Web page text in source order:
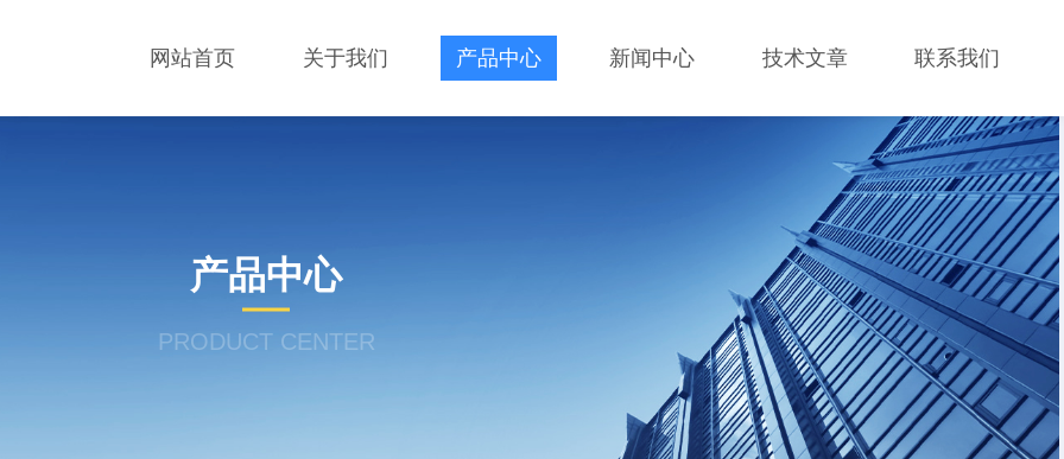
网站首页 关于我们 产品中心 新闻中心 技术文章 联系我们
产品中心
PRODUCT CENTER